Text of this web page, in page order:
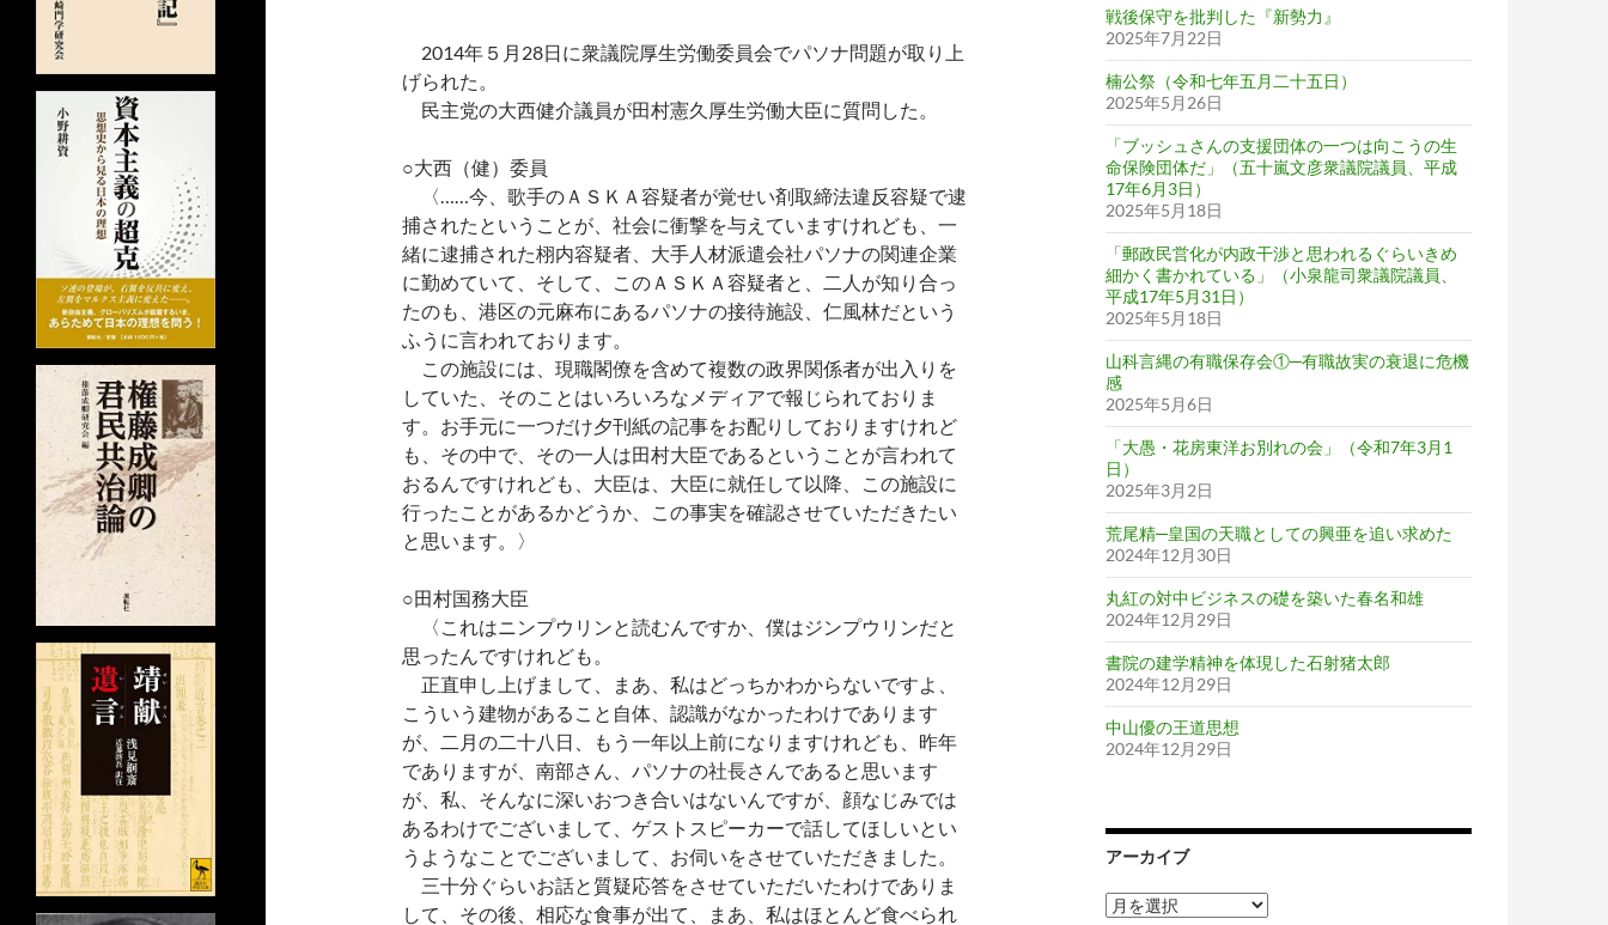
2014年５月28日に衆議院厚生労働委員会でパソナ問題が取り上
げられた。
民主党の大西健介議員が田村憲久厚生労働大臣に質問した。
○大西（健）委員
〈……今、歌手のＡＳＫＡ容疑者が覚せい剤取締法違反容疑で逮
捕されたということが、社会に衝撃を与えていますけれども、一
緒に逮捕された栩内容疑者、大手人材派遣会社パソナの関連企業
に勤めていて、そして、このＡＳＫＡ容疑者と、二人が知り合っ
たのも、港区の元麻布にあるパソナの接待施設、仁風林だという
ふうに言われております。
この施設には、現職閣僚を含めて複数の政界関係者が出入りを
していた、そのことはいろいろなメディアで報じられておりま
す。お手元に一つだけ夕刊紙の記事をお配りしておりますけれど
も、その中で、その一人は田村大臣であるということが言われて
おるんですけれども、大臣は、大臣に就任して以降、この施設に
行ったことがあるかどうか、この事実を確認させていただきたい
と思います。〉
○田村国務大臣
〈これはニンプウリンと読むんですか、僕はジンプウリンだと
思ったんですけれども。
正直申し上げまして、まあ、私はどっちかわからないですよ、
こういう建物があること自体、認識がなかったわけであります
が、二月の二十八日、もう一年以上前になりますけれども、昨年
でありますが、南部さん、パソナの社長さんであると思います
が、私、そんなに深いおつき合いはないんですが、顔なじみでは
あるわけでございまして、ゲストスピーカーで話してほしいとい
うようなことでございまして、お伺いをさせていただきました。
三十分ぐらいお話と質疑応答をさせていただいたわけでありま
して、その後、相応な食事が出て、まあ、私はほとんど食べられ
戦後保守を批判した『新勢力』
2025年7月22日
楠公祭（令和七年五月二十五日）
2025年5月26日
「ブッシュさんの支援団体の一つは向こうの生
命保険団体だ」（五十嵐文彦衆議院議員、平成
17年6月3日）
2025年5月18日
「郵政民営化が内政干渉と思われるぐらいきめ
細かく書かれている」（小泉龍司衆議院議員、
平成17年5月31日）
2025年5月18日
山科言縄の有職保存会①─有職故実の衰退に危機
感
2025年5月6日
「大愚・花房東洋お別れの会」（令和7年3月1
日）
2025年3月2日
荒尾精─皇国の天職としての興亜を追い求めた
2024年12月30日
丸紅の対中ビジネスの礎を築いた春名和雄
2024年12月29日
書院の建学精神を体現した石射猪太郎
2024年12月29日
中山優の王道思想
2024年12月29日
アーカイブ
ア